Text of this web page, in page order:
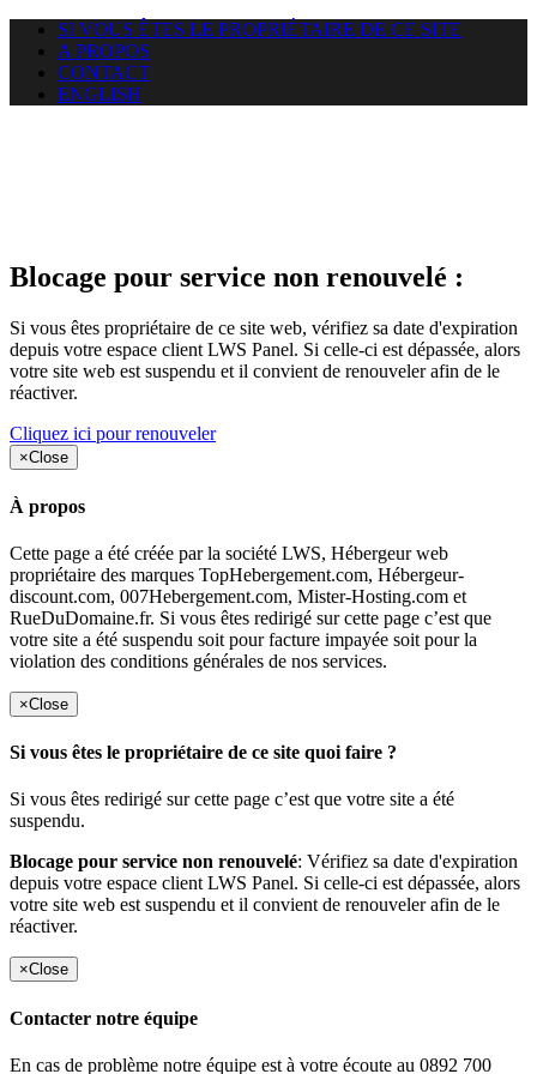
SI VOUS ÊTES LE PROPRIÉTAIRE DE CE SITE
A PROPOS
CONTACT
ENGLISH
Blocage pour service non renouvelé :
Si vous êtes propriétaire de ce site web, vérifiez sa date d'expiration
depuis votre espace client LWS Panel. Si celle-ci est dépassée, alors
votre site web est suspendu et il convient de renouveler afin de le
réactiver.
Cliquez ici pour renouveler
×Close
À propos
Cette page a été créée par la société LWS, Hébergeur web
propriétaire des marques TopHebergement.com, Hébergeur-
discount.com, 007Hebergement.com, Mister-Hosting.com et
RueDuDomaine.fr. Si vous êtes redirigé sur cette page c’est que
votre site a été suspendu soit pour facture impayée soit pour la
violation des conditions générales de nos services.
×Close
Si vous êtes le propriétaire de ce site quoi faire ?
Si vous êtes redirigé sur cette page c’est que votre site a été
suspendu.
Blocage pour service non renouvelé: Vérifiez sa date d'expiration
depuis votre espace client LWS Panel. Si celle-ci est dépassée, alors
votre site web est suspendu et il convient de renouveler afin de le
réactiver.
×Close
Contacter notre équipe
En cas de problème notre équipe est à votre écoute au 0892 700